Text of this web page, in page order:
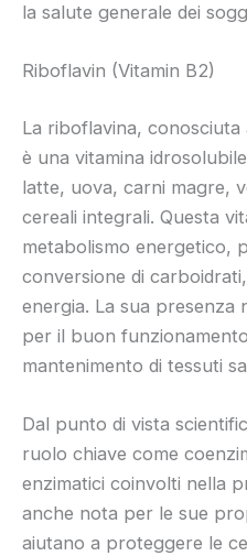
la salute generale dei
Riboflavin (Vitamin B2)
La riboflavina, conosciuta
è una vitamina
latte, uova, carni magre,
cereali integrali. Questa
metabolismo energetico,
conversione di
energia. La sua presenza
per il buon
mantenimento di tessuti
Dal punto di vista
ruolo chiave come
enzimatici coinvolti nella
anche nota per le sue
aiutano a proteggere le